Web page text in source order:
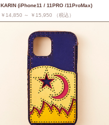
KARIN (iPhone11 / 11PRO /11ProMax)
￥14,850 ～ ￥15,950 （税込）